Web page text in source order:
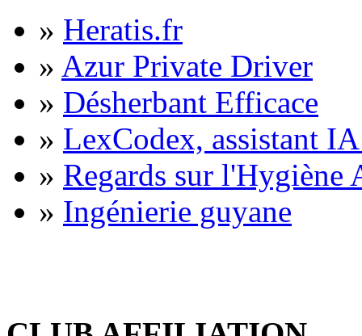
» Heratis.fr
» Azur Private Driver
» Désherbant Efficace
» LexCodex, assistant
» Regards sur l'Hygiène
» Ingénierie guyane